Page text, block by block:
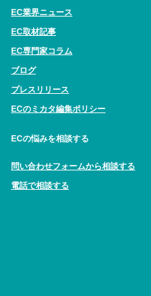
EC業界ニュース
EC取材記事
EC専門家コラム
ブログ
プレスリリース
ECのミカタ編集ポリシー
ECの悩みを相談する
問い合わせフォームから相談する
電話で相談する